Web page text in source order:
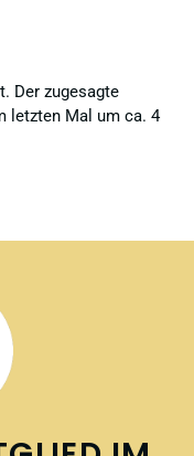
Der zugesagte
letzten Mal um ca. 4